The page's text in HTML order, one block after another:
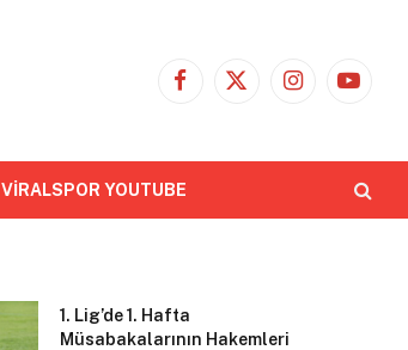
Facebook
X
Instagram
VİRALSPOR YOUTUBE
1. Lig’de 1. Hafta
Müsabakalarının Hakemleri